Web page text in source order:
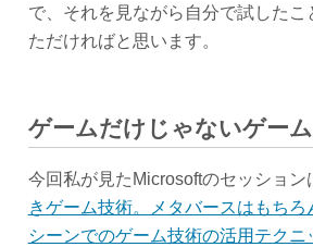
で、それを見ながら自分で試したこ
ただければと思います。
ゲームだけじゃないゲー
今回私が見たMicrosoftのセッション
きゲーム技術。メタバースはもちろ
シーンでのゲーム技術の活用テクニ